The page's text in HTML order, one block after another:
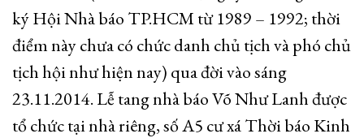
ký Hội Nhà báo TP.HCM từ 1989 – 1992; thời
điểm này chưa có chức danh chủ tịch và phó chủ
tịch hội như hiện nay) qua đời vào sáng
23.11.2014. Lễ tang nhà báo Võ Như Lanh được
tổ chức tại nhà riêng, số A5 cư xá Thời báo Kinh